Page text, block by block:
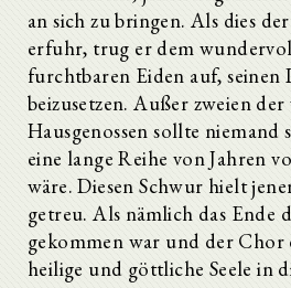
an sich zu bringen. Als dies
erfuhr, trug er dem
furchtbaren Eiden auf, seinen
beizusetzen. Außer zweien
Hausgenossen sollte niemand
eine lange Reihe von Jahren
wäre. Diesen Schwur hielt
getreu. Als nämlich das Ende
gekommen war und der
heilige und göttliche Seele in